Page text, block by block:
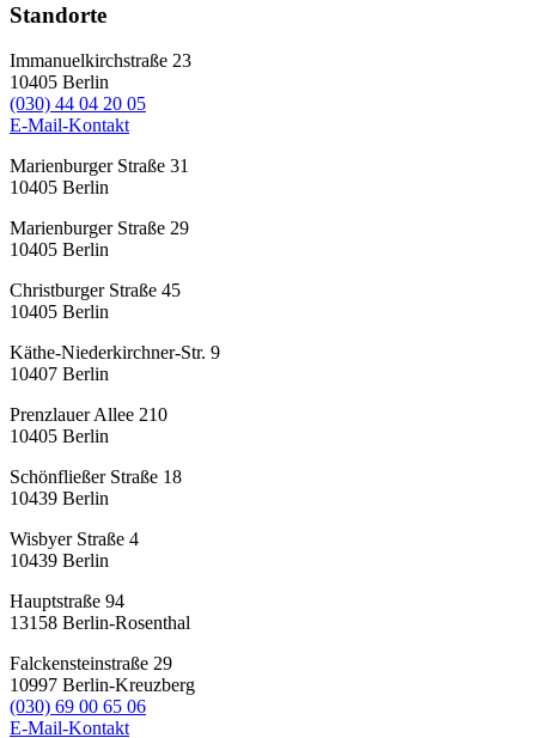
Standorte
Immanuelkirchstraße 23
10405 Berlin
(030) 44 04 20 05
E-Mail-Kontakt
Marienburger Straße 31
10405 Berlin
Marienburger Straße 29
10405 Berlin
Christburger Straße 45
10405 Berlin
Käthe-Niederkirchner-Str. 9
10407 Berlin
Prenzlauer Allee 210
10405 Berlin
Schönfließer Straße 18
10439 Berlin
Wisbyer Straße 4
10439 Berlin
Hauptstraße 94
13158 Berlin-Rosenthal
Falckensteinstraße 29
10997 Berlin-Kreuzberg
(030) 69 00 65 06
E-Mail-Kontakt